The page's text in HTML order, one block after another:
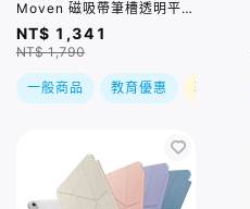
Moven 磁吸帶筆槽透明平板
保護套 灰色 / 兩種尺寸
NT$ 1,341
NT$ 1,790
一般商品 教育優惠 現折